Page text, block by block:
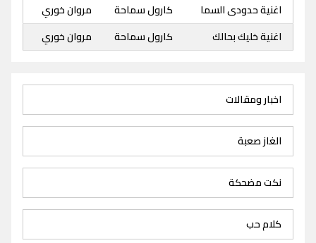
اغنية حدودى السما
كارول سماحة
مروان خوري
اغنية خليك بحالك
كارول سماحة مروان خوري
اخبار ومقالات
الغاز صعبة
نكت مضحكة
كلام حب